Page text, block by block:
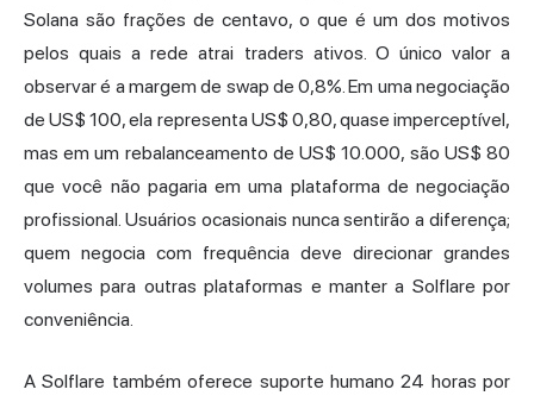
Solana são frações de centavo, o que é um dos motivos
pelos quais a rede atrai traders ativos. O único valor a
observar é a margem de swap de 0,8%. Em uma negociação
de US$ 100, ela representa US$ 0,80, quase imperceptível,
mas em um rebalanceamento de US$ 10.000, são US$ 80
que você não pagaria em uma plataforma de negociação
profissional. Usuários ocasionais nunca sentirão a diferença;
quem negocia com frequência deve direcionar grandes
volumes para outras plataformas e manter a Solflare por
conveniência.
A Solflare também oferece suporte humano 24 horas por